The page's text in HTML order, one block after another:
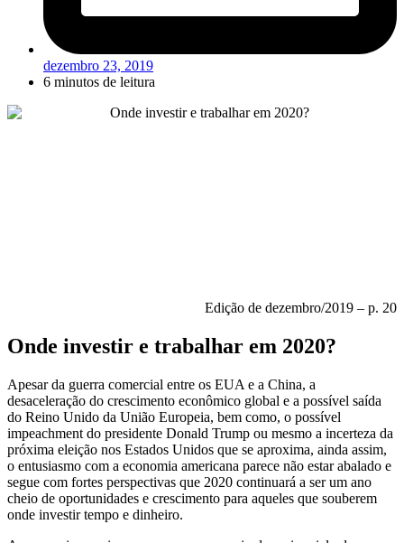
dezembro 23, 2019
6 minutos de leitura
Edição de dezembro/2019 – p. 20
Onde investir e trabalhar em 2020?
Apesar da guerra comercial entre os EUA e a China, a
desaceleração do crescimento econômico global e a possível saída
do Reino Unido da União Europeia, bem como, o possível
impeachment do presidente Donald Trump ou mesmo a incerteza da
próxima eleição nos Estados Unidos que se aproxima, ainda assim,
o entusiasmo com a economia americana parece não estar abalado e
segue com fortes perspectivas que 2020 continuará a ser um ano
cheio de oportunidades e crescimento para aqueles que souberem
onde investir tempo e dinheiro.